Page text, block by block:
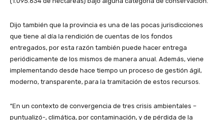
Dijo también que la provincia es una de las pocas jurisdicciones
que tiene al día la rendición de cuentas de los fondos
entregados, por esta razón también puede hacer entrega
periódicamente de los mismos de manera anual. Además, viene
implementando desde hace tiempo un proceso de gestión ágil,
moderno, transparente, para la tramitación de estos recursos.
“En un contexto de convergencia de tres crisis ambientales –
puntualizó-, climática, por contaminación, y de pérdida de la